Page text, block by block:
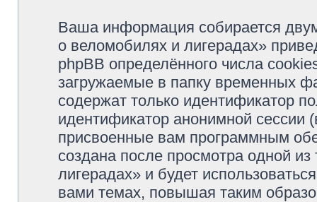
Ваша информация собирается
о веломобилях и лигерадах»
phpBB определённого числа
загружаемые в папку временных
содержат только идентификатор
идентификатор анонимной сессии
присвоенные вам программным
создана после просмотра одной
лигерадах» и будет
вами темах, повышая таким